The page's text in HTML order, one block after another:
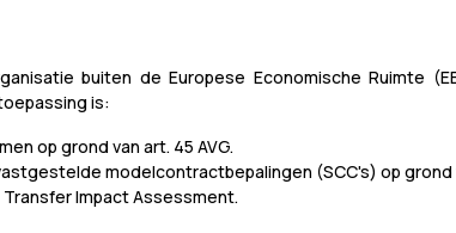
buiten de Europese Economische Ruimte
is:
op grond van art. 45 AVG.
modelcontractbepalingen (SCC's) op grond
Impact Assessment.